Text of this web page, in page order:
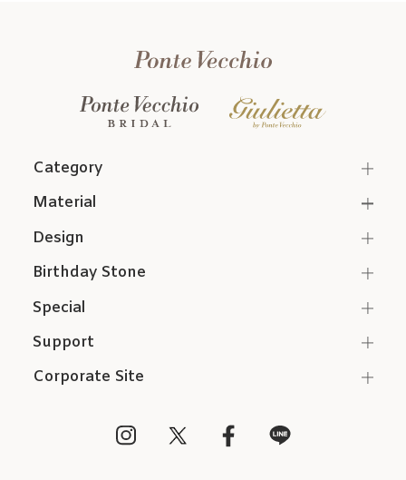
Category
Support
Corporate Site
Material
Design
Birthday Stone
Special